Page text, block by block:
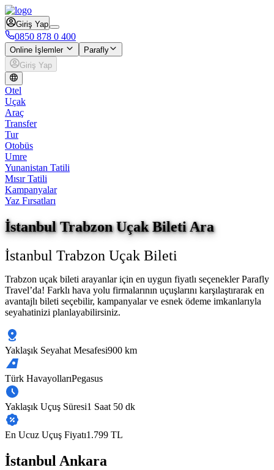
Giriş Yap
0850 878 0 400
Online İşlemler
Parafly
Giriş Yap
Otel
Uçak
Araç
Transfer
Tur
Otobüs
Umre
Yunanistan Tatili
Mısır Tatili
Kampanyalar
Yaz Fırsatları
İstanbul Trabzon Uçak Bileti Ara
İstanbul Trabzon Uçak Bileti
Trabzon uçak bileti arayanlar için en uygun fiyatlı seçenekler Parafly
Travel’da! Farklı hava yolu firmalarının uçuşlarını karşılaştırarak en
avantajlı bileti seçebilir, kampanyalar ve esnek ödeme imkanlarıyla
seyahatinizi planlayabilirsiniz.
Yaklaşık Seyahat Mesafesi900 km
Türk HavayollarıPegasus
Yaklaşık Uçuş Süresi1 Saat 50 dk
En Ucuz Uçuş Fiyatı1.799 TL
İstanbul Ankara